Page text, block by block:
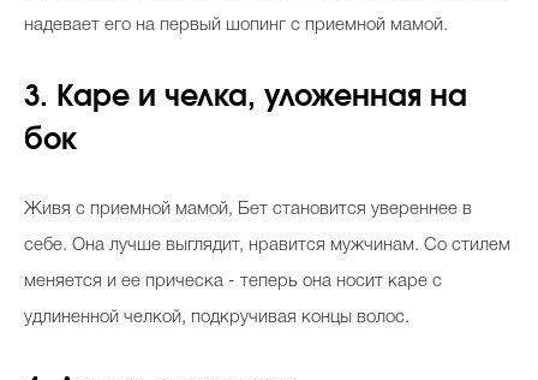
надевает его на первый шопинг с приемной мамой.
3. Каре и челка, уложенная на
бок
Живя с приемной мамой, Бет становится увереннее в
себе. Она лучше выглядит, нравится мужчинам. Со стилем
меняется и ее прическа - теперь она носит каре с
удлиненной челкой, подкручивая концы волос.